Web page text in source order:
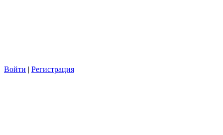
Войти | Регистрация